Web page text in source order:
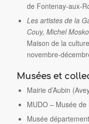
de Fontenay-aux-
Les artistes de la
Couy, Michel
Maison de la
novembre-
Musées et
Mairie d’Aubin
MUDO – Musée de
Musée